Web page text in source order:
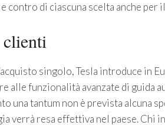
contro di ciascuna scelta anche per
singolo, Tesla introduce in
alle funzionalità avanzate di guida
una tantum non è prevista alcuna
verrà resa effettiva nel paese. Chi